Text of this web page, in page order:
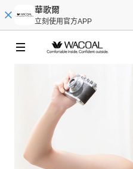
華歌爾
立刻使用官方APP